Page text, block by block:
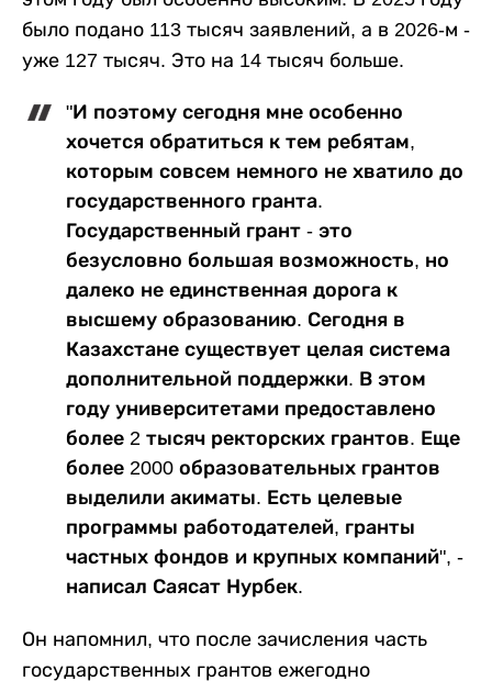
было подано 113 тысяч заявлений, а в 2026-м -
уже 127 тысяч. Это на 14 тысяч больше.
"И поэтому сегодня мне особенно
хочется обратиться к тем ребятам,
которым совсем немного не хватило до
государственного гранта.
Государственный грант - это
безусловно большая возможность, но
далеко не единственная дорога к
высшему образованию. Сегодня в
Казахстане существует целая система
дополнительной поддержки. В этом
году университетами предоставлено
более 2 тысяч ректорских грантов. Еще
более 2000 образовательных грантов
выделили акиматы. Есть целевые
программы работодателей, гранты
частных фондов и крупных компаний", -
написал Саясат Нурбек.
Он напомнил, что после зачисления часть
государственных грантов ежегодно